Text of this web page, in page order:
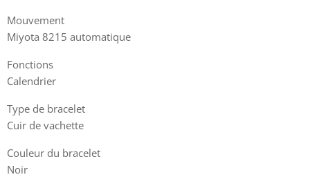
Mouvement
Miyota 8215 automatique
Fonctions
Calendrier
Type de bracelet
Cuir de vachette
Couleur du bracelet
Noir